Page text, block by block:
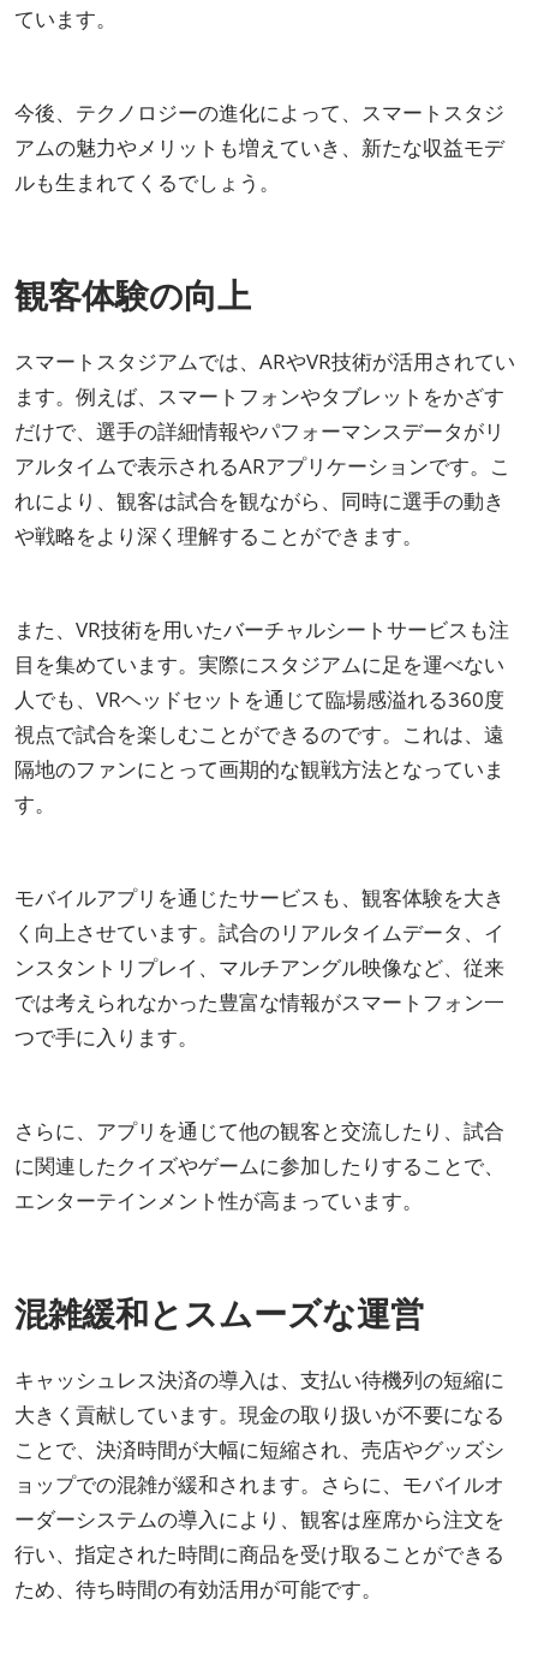
ています。
今後、テクノロジーの進化によって、スマートスタジ
アムの魅力やメリットも増えていき、新たな収益モデ
ルも生まれてくるでしょう。
観客体験の向上
スマートスタジアムでは、ARやVR技術が活用されてい
ます。例えば、スマートフォンやタブレットをかざす
だけで、選手の詳細情報やパフォーマンスデータがリ
アルタイムで表示されるARアプリケーションです。こ
れにより、観客は試合を観ながら、同時に選手の動き
や戦略をより深く理解することができます。
また、VR技術を用いたバーチャルシートサービスも注
目を集めています。実際にスタジアムに足を運べない
人でも、VRヘッドセットを通じて臨場感溢れる360度
視点で試合を楽しむことができるのです。これは、遠
隔地のファンにとって画期的な観戦方法となっていま
す。
モバイルアプリを通じたサービスも、観客体験を大き
く向上させています。試合のリアルタイムデータ、イ
ンスタントリプレイ、マルチアングル映像など、従来
では考えられなかった豊富な情報がスマートフォン一
つで手に入ります。
さらに、アプリを通じて他の観客と交流したり、試合
に関連したクイズやゲームに参加したりすることで、
エンターテインメント性が高まっています。
混雑緩和とスムーズな運営
キャッシュレス決済の導入は、支払い待機列の短縮に
大きく貢献しています。現金の取り扱いが不要になる
ことで、決済時間が大幅に短縮され、売店やグッズシ
ョップでの混雑が緩和されます。さらに、モバイルオ
ーダーシステムの導入により、観客は座席から注文を
行い、指定された時間に商品を受け取ることができる
ため、待ち時間の有効活用が可能です。